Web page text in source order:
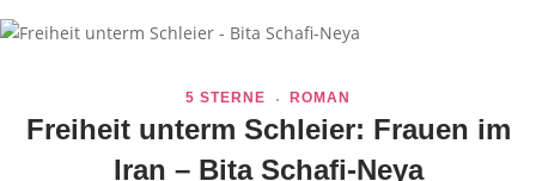
5 STERNE ROMAN
Freiheit unterm Schleier: Frauen im
Iran – Bita Schafi-Neya